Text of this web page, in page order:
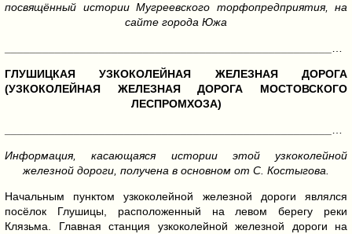
посвящённый истории Мугреевского торфопредприятия, на
сайте города Южа
ГЛУШИЦКАЯ УЗКОКОЛЕЙНАЯ ЖЕЛЕЗНАЯ ДОРОГА
(УЗКОКОЛЕЙНАЯ ЖЕЛЕЗНАЯ ДОРОГА МОСТОВСКОГО
ЛЕСПРОМХОЗА)
Информация, касающаяся истории этой узкоколейной
железной дороги, получена в основном от С. Костыгова.
Начальным пунктом узкоколейной железной дороги являлся
посёлок Глушицы, расположенный на левом берегу реки
Клязьма. Главная станция узкоколейной железной дороги на